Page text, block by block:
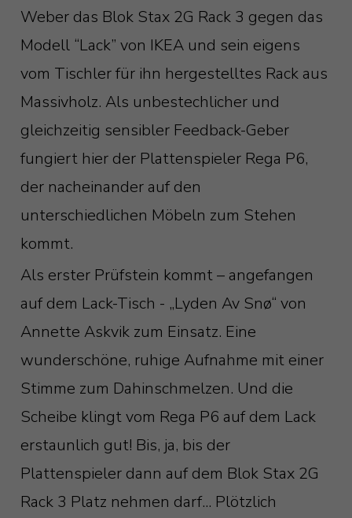
Weber das Blok Stax 2G Rack 3 gegen das
Modell “Lack” von IKEA und sein eigens
vom Tischler für ihn hergestelltes Rack aus
Massivholz. Als unbestechlicher und
gleichzeitig sensibler Feedback-Geber
fungiert hier der Plattenspieler Rega P6,
der nacheinander auf den
unterschiedlichen Möbeln zum Stehen
kommt.
Als erster Prüfstein kommt – angefangen
auf dem Lack-Tisch - „Lyden Av Snø“ von
Annette Askvik zum Einsatz. Eine
wunderschöne, ruhige Aufnahme mit einer
Stimme zum Dahinschmelzen. Und die
Scheibe klingt vom Rega P6 auf dem Lack
erstaunlich gut! Bis, ja, bis der
Plattenspieler dann auf dem Blok Stax 2G
Rack 3 Platz nehmen darf... Plötzlich